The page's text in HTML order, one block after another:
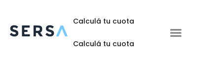
Calculá tu cuota
Calculá tu cuota